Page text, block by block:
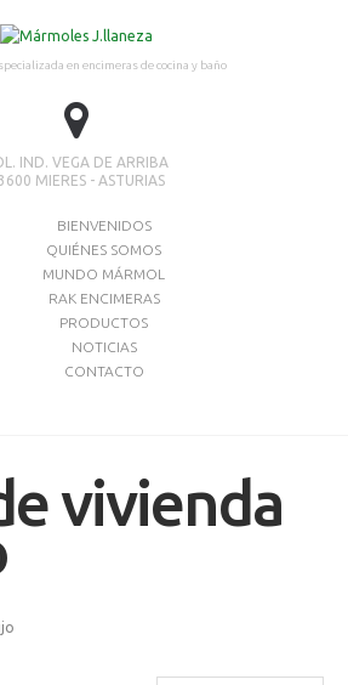
en encimeras de cocina y baño
IND. VEGA DE ARRIBA
MIERES - ASTURIAS
BIENVENIDOS
QUIÉNES SOMOS
MUNDO MÁRMOL
RAK ENCIMERAS
PRODUCTOS
NOTICIAS
CONTACTO
vivienda